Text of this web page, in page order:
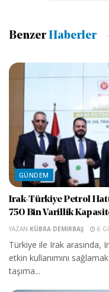
Benzer Haberler
GÜNDEM
Irak-Türkiye Petrol
750 Bin Varillik
YAZAN KÜBRA DEMIRBAŞ 6
Türkiye ile Irak arasında,
etkin kullanımını
taşıma...